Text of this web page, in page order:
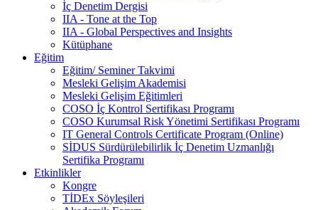
İç Denetim Dergisi
IIA - Tone at the Top
IIA - Global Perspectives and Insights
Kütüphane
Eğitim
Eğitim/ Seminer Takvimi
Mesleki Gelişim Akademisi
Mesleki Gelişim Eğitimleri
COSO İç Kontrol Sertifikası Programı
COSO Kurumsal Risk Yönetimi Sertifikası Programı
IT General Controls Certificate Program (Online)
SİDUS Sürdürülebilirlik İç Denetim Uzmanlığı
Sertifika Programı
Etkinlikler
Kongre
TİDEx Söyleşileri